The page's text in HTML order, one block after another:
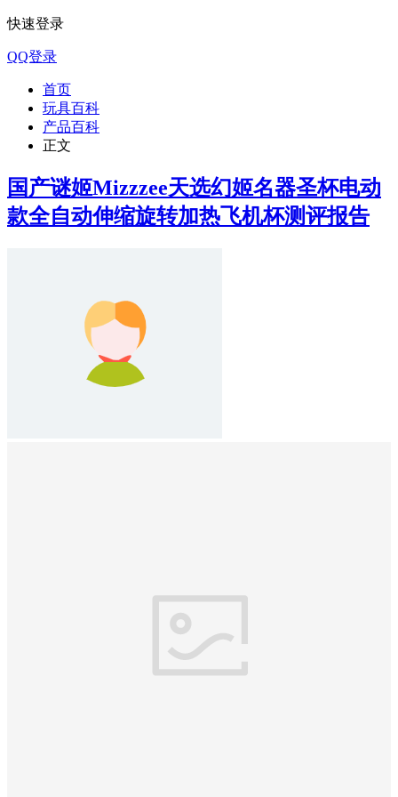
快速登录
QQ登录
首页
玩具百科
产品百科
正文
国产谜姬Mizzzee天选幻姬名器圣杯电动
款全自动伸缩旋转加热飞机杯测评报告